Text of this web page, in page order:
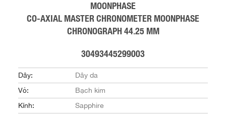
MOONPHASE
CO‑AXIAL MASTER CHRONOMETER MOONPHASE
CHRONOGRAPH 44.25 MM
30493445299003
Dây:
Dây da
Vỏ:
Bạch kim
Kính:
Sapphire